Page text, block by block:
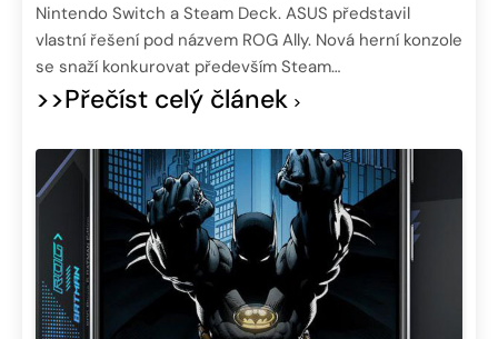
Nintendo Switch a Steam Deck. ASUS představil
vlastní řešení pod názvem ROG Ally. Nová herní konzole
se snaží konkurovat především Steam…
>>Přečíst celý článek